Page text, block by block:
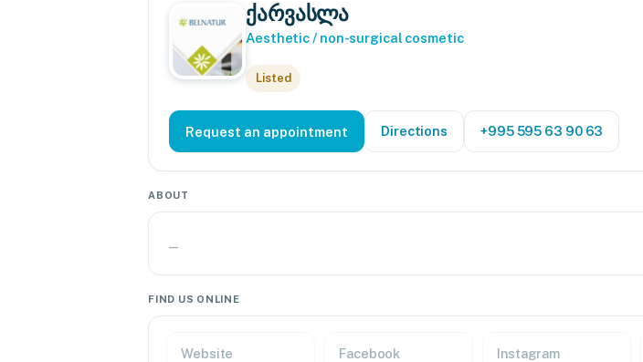
ქარვასლა
Aesthetic / non-surgical cosmetic
Listed
Request an appointment Directions +995 595 63 90 63
ABOUT
—
FIND US ONLINE
Website Facebook Instagram